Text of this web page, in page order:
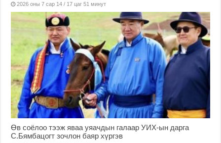
2026 оны 7 сар 14 / 17 цаг 51 минут
Өв соёлоо тээж яваа уяачдын галаар УИХ-ын дарга
С.Бямбацогт зочлон баяр хүргэв